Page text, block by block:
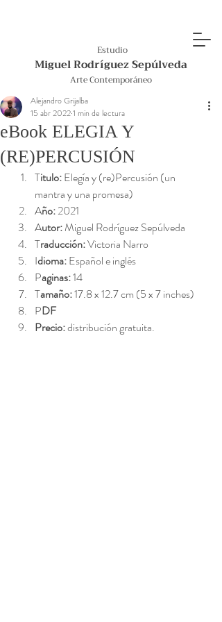
Estudio
Miguel Rodríguez Sepúlveda
Arte Contemporáneo
eBook ELEGIA Y
(RE)PERCUSIÓN
Alejandro Grijalba
15 abr 20221 min de lectura
Titulo: Elegía y (re)Percusión (un
mantra y una promesa)
Año: 2021
Autor: Miguel Rodríguez Sepúlveda
Traducción: Victoria Narro
Idioma: Español e inglés
Paginas: 14
Tamaño: 17.8 x 12.7 cm (5 x 7 inches)
PDF
Precio: distribución gratuita.